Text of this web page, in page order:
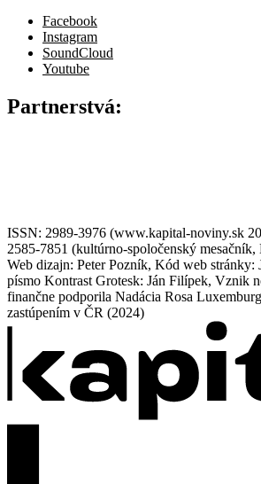
Facebook
Instagram
SoundCloud
Youtube
Partnerstvá:
ISSN: 2989-3976 (www.kapital-noviny.sk
2585-7851 (kultúrno-spoločenský
Web dizajn: Peter Pozník, Kód web stránky:
písmo Kontrast Grotesk: Ján Filípek, Vznik
finančne podporila Nadácia Rosa
zastúpením v ČR (2024)